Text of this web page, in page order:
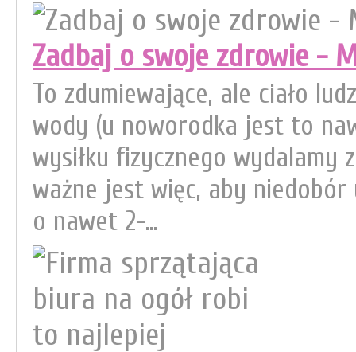
Zadbaj o swoje zdrowie -
To zdumiewające, ale ciało
wody (u noworodka jest to
wysiłku fizycznego wydalamy
ważne jest więc, aby niedobór
o nawet 2-...